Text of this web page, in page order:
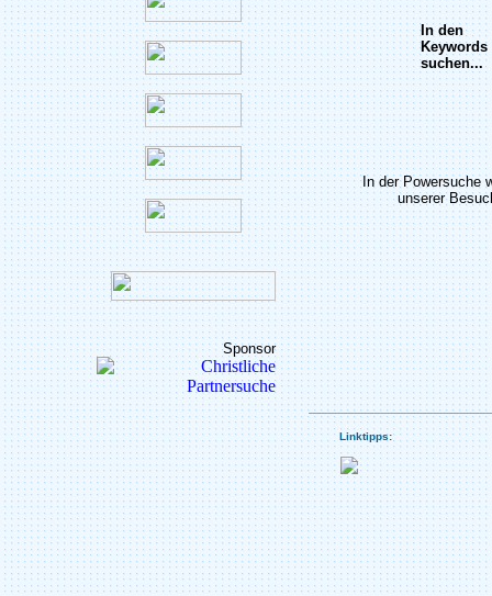
Sponsor
In den
Keywords
suchen...
In der Powersuche
unserer
Linktipps: